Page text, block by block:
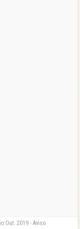
Out. 2019 - Aviso